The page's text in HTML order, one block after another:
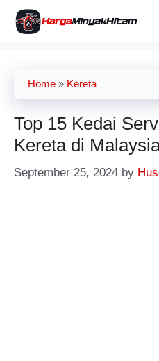
Skip
Home » Kereta
Top 15 Kedai
Kereta di
September 25, 2024 by